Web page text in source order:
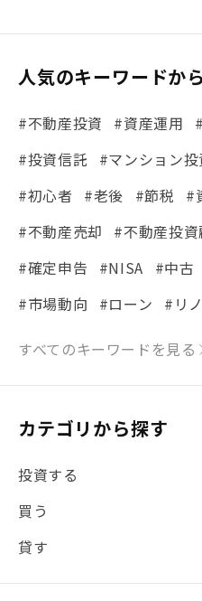
人気のキーワードか
#不動産投資 #資産運用
#投資信託
#マンション投
#初心者
#老後 #節税 #
#不動産売却
#不動産投
#確定申告
#NISA #中古
#市場動向
#ローン
#リ
#シミュレーション #まち
#REIT
#新型コロナ
#団体信用生命保険
#贈
#書類
#リ
すべてのキーワードを見る
カテゴリから探す
投資する
買う
貸す